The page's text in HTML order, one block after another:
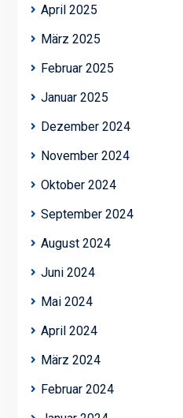
April 2025
März 2025
Februar 2025
Januar 2025
Dezember 2024
November 2024
Oktober 2024
September 2024
August 2024
Juni 2024
Mai 2024
April 2024
März 2024
Februar 2024